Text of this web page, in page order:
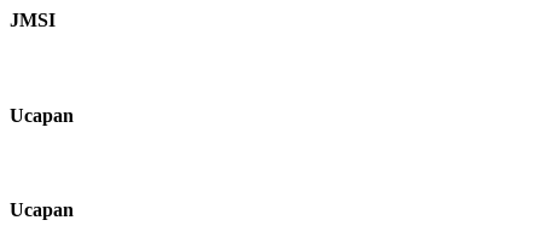
JMSI
Ucapan
Ucapan